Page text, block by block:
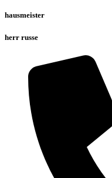
hausmeister
herr russe